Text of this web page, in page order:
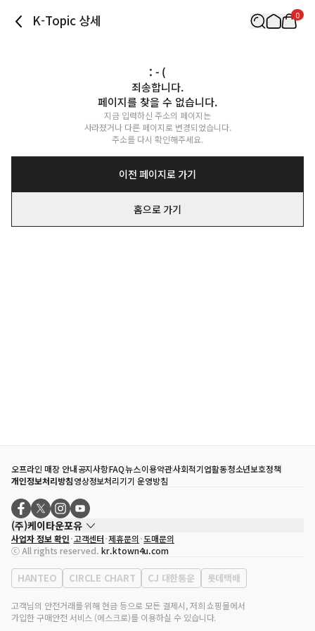
K-Topic 상세 0
: - (
죄송합니다.
페이지를 찾을 수 없습니다.
지금 입력하신 주소의 페이지는
사라졌거나 다른 페이지로 변경되었습니다.
주소를 다시 확인해주세요.
이전 페이지로 가기
홈으로 가기
오프라인 매장 안내공지사항FAQ뉴스이용약관사회적기업활동청소년보호정책
개인정보처리방침영상정보처리기기 운영방침
(주)케이타운포유
대표자
송효민
사업자등록번호
120-87-71116
통신판매업 신고번호 제2011-서울강남-02223
대표전화
02-552-9855
사업자 정보 확인 고객센터 제휴문의 도매문의
ⓒ All rights reserved. kr.ktown4u.com
HANTEO CIRCLE CHART CJ 대한통운 롯데택배
고객님의 안전거래를 위해 현금 등으로 모든 결제시, 저희 쇼핑몰에서
가입한 구매안전 서비스 (에스크로)를 이용하실 수 있습니다.